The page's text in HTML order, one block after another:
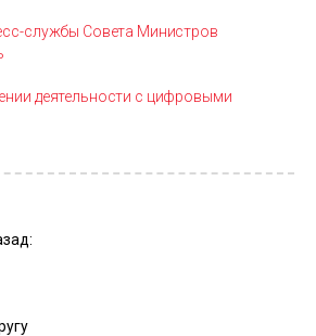
службы Совета Министров
деятельности с цифровыми